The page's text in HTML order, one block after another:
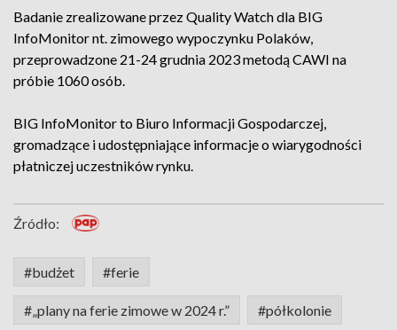
Badanie zrealizowane przez Quality Watch dla BIG
InfoMonitor nt. zimowego wypoczynku Polaków,
przeprowadzone 21-24 grudnia 2023 metodą CAWI na
próbie 1060 osób.
BIG InfoMonitor to Biuro Informacji Gospodarczej,
gromadzące i udostępniające informacje o wiarygodności
płatniczej uczestników rynku.
Źródło:
#budżet #ferie
#„plany na ferie zimowe w 2024 r.” #półkolonie